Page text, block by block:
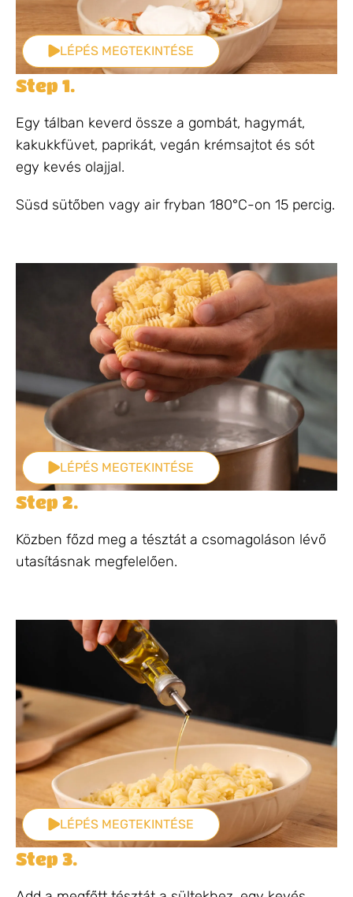
LÉPÉS MEGTEKINTÉSE
Step 1.
Egy tálban keverd össze a gombát, hagymát,
kakukkfüvet, paprikát, vegán krémsajtot és sót
egy kevés olajjal.
Süsd sütőben vagy air fryban 180°C-on 15 percig.
LÉPÉS MEGTEKINTÉSE
Step 2.
Közben főzd meg a tésztát a csomagoláson lévő
utasításnak megfelelően.
LÉPÉS MEGTEKINTÉSE
Step 3.